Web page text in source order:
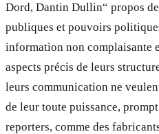
Dord, Dantin Dullin“ propos
publiques et pouvoirs
information non complaisante
aspects précis de leurs
leurs communication ne
de leur toute puissance,
reporters, comme des